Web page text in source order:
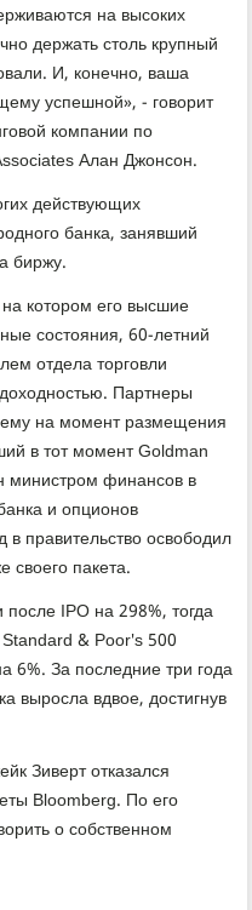
на высоких
держать столь крупный
И, конечно, ваша
успешной», - говорит
компании по
Алан Джонсон.
действующих
банка, занявший
биржу.
котором его высшие
состояния, 60-летний
отдела торговли
Партнеры
на момент размещения
в тот момент Goldman
министром финансов в
и опционов
правительство освободил
своего пакета.
IPO на 298%, тогда
& Poor's 500
6%. За последние три года
выросла вдвое, достигнув
Зиверт отказался
Bloomberg. По его
о собственном